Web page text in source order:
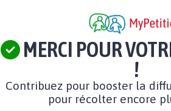
MERCI POUR
!
Contribuez pour booster la
pour récolter encore